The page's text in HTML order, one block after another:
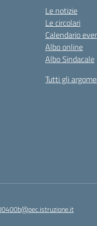
Le notizie
Le circolari
Calendario
Albo online
Albo Sindacale
Tutti gli